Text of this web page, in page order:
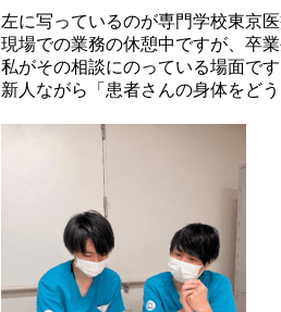
左に写っているのが専門学校東京医
現場での業務の休憩中ですが、卒
私がその相談にのっている場面です
新人ながら「患者さんの身体をど